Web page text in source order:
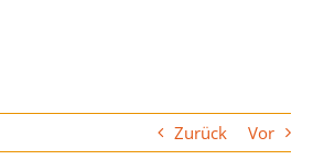
Zurück Vor